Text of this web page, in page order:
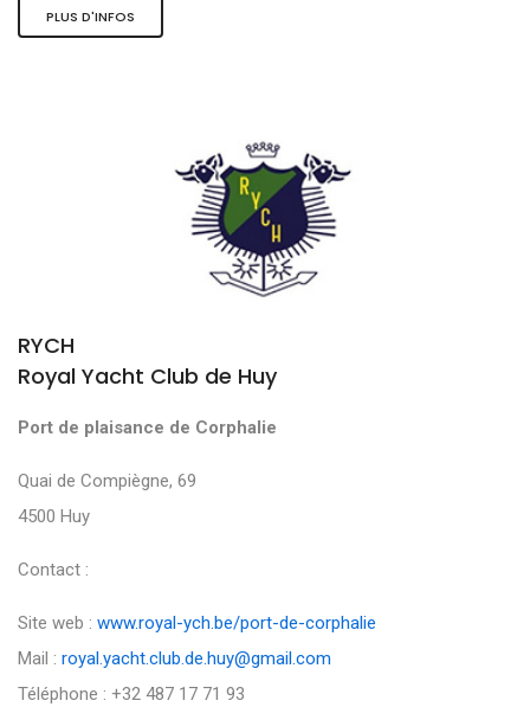
PLUS D'INFOS
RYCH
Royal Yacht Club de Huy
Port de plaisance de Corphalie
Quai de Compiègne, 69
4500 Huy
Contact :
Site web : www.royal-ych.be/port-de-corphalie
Mail : royal.yacht.club.de.huy@gmail.com
Téléphone : +32 487 17 71 93